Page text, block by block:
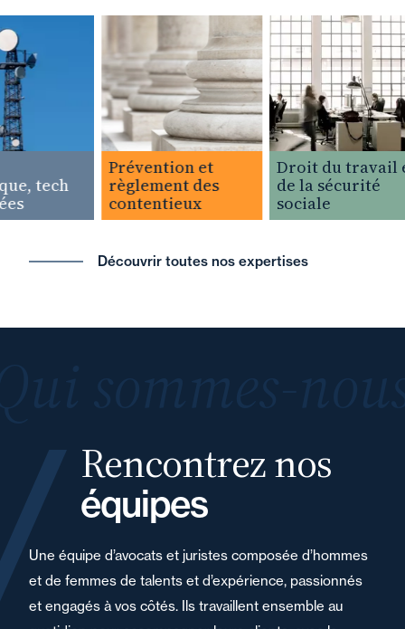
tech
Prévention et
règlement des
contentieux
Droit du travail et
de la sécurité
sociale
Découvrir toutes nos expertises
Rencontrez nos
équipes
Une équipe d’avocats et juristes composée d’hommes
et de femmes de talents et d’expérience, passionnés
et engagés à vos côtés. Ils travaillent ensemble au